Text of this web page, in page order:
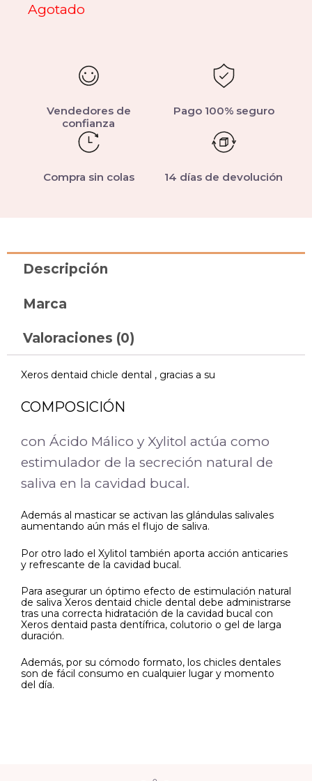
Agotado
Vendedores de
confianza
Pago 100% seguro
Compra sin colas 14 días de devolución
Descripción
Marca
Valoraciones (0)
Xeros dentaid chicle dental , gracias a su
COMPOSICIÓN
con Ácido Málico y Xylitol actúa como
estimulador de la secreción natural de
saliva en la cavidad bucal.
Además al masticar se activan las glándulas salivales
aumentando aún más el flujo de saliva.
Por otro lado el Xylitol también aporta acción anticaries
y refrescante de la cavidad bucal.
Para asegurar un óptimo efecto de estimulación natural
de saliva Xeros dentaid chicle dental debe administrarse
tras una correcta hidratación de la cavidad bucal con
Xeros dentaid pasta dentífrica, colutorio o gel de larga
duración.
Además, por su cómodo formato, los chicles dentales
son de fácil consumo en cualquier lugar y momento
del día.